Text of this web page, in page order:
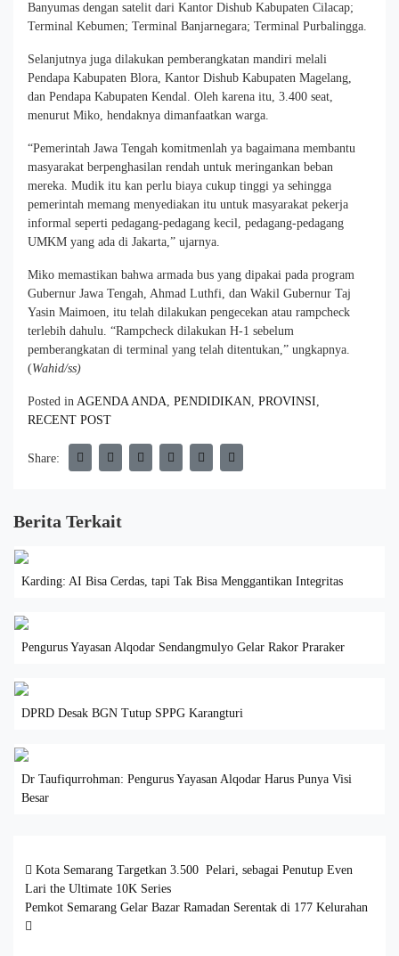
Banyumas dengan satelit dari Kantor Dishub Kabupaten Cilacap;
Terminal Kebumen; Terminal Banjarnegara; Terminal Purbalingga.
Selanjutnya juga dilakukan pemberangkatan mandiri melali
Pendapa Kabupaten Blora, Kantor Dishub Kabupaten Magelang,
dan Pendapa Kabupaten Kendal. Oleh karena itu, 3.400 seat,
menurut Miko, hendaknya dimanfaatkan warga.
“Pemerintah Jawa Tengah komitmenlah ya bagaimana membantu
masyarakat berpenghasilan rendah untuk meringankan beban
mereka. Mudik itu kan perlu biaya cukup tinggi ya sehingga
pemerintah memang menyediakan itu untuk masyarakat pekerja
informal seperti pedagang-pedagang kecil, pedagang-pedagang
UMKM yang ada di Jakarta,” ujarnya.
Miko memastikan bahwa armada bus yang dipakai pada program
Gubernur Jawa Tengah, Ahmad Luthfi, dan Wakil Gubernur Taj
Yasin Maimoen, itu telah dilakukan pengecekan atau rampcheck
terlebih dahulu. “Rampcheck dilakukan H-1 sebelum
pemberangkatan di terminal yang telah ditentukan,” ungkapnya.
(Wahid/ss)
Posted in AGENDA ANDA, PENDIDIKAN, PROVINSI,
RECENT POST
Share:
Berita Terkait
Karding: AI Bisa Cerdas, tapi Tak Bisa Menggantikan Integritas
Pengurus Yayasan Alqodar Sendangmulyo Gelar Rakor Praraker
DPRD Desak BGN Tutup SPPG Karangturi
Dr Taufiqurrohman: Pengurus Yayasan Alqodar Harus Punya Visi
Besar
Post navigation
Kota Semarang Targetkan 3.500 Pelari, sebagai Penutup Even
Lari the Ultimate 10K Series
Pemkot Semarang Gelar Bazar Ramadan Serentak di 177 Kelurahan